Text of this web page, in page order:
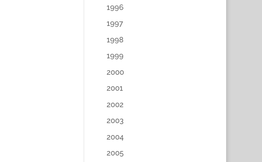
1996
1997
1998
1999
2000
2001
2002
2003
2004
2005